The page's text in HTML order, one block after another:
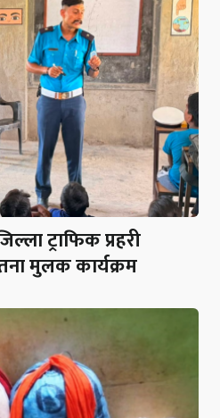
ट्राफिक प्रहरी
मुलक कार्यक्रम